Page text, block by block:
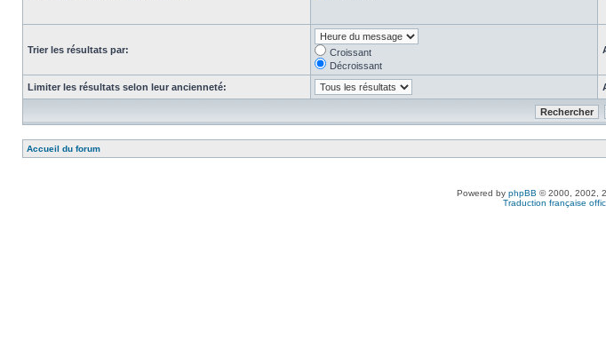
Trier les résultats par:
Croissant
Décroissant
Limiter les résultats selon leur ancienneté:
Accueil du forum
Powered by phpBB © 2000, 2002,
Traduction française